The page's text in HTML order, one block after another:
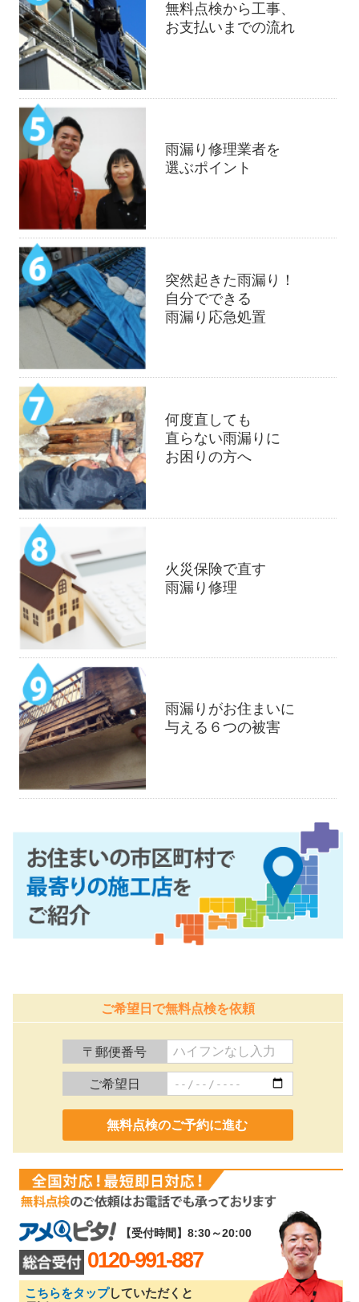
無料点検から工事、
お支払いまでの流れ
雨漏り修理業者を
選ぶポイント
突然起きた雨漏り！
自分でできる
雨漏り応急処置
何度直しても
直らない雨漏りに
お困りの方へ
火災保険で直す
雨漏り修理
雨漏りがお住まいに
与える６つの被害
ご希望日で無料点検を依頼
〒郵便番号
ご希望日
0120-991-887
【受付時間】8:30～20:00
0120-991-887
こちらをタップしていただくと